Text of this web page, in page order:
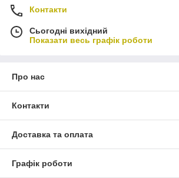
контейнер для відходів із пластику.
людини, при використанні не виділяють
відрізняється гнучкістю та надійністю,
Контакти
Сьогодні вихідний
Показати весь графік роботи
Про нас
Контакти
Доставка та оплата
Графік роботи